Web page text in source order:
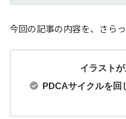
今回の記事の内容を、さら
イラスト
PDCAサイクルを回